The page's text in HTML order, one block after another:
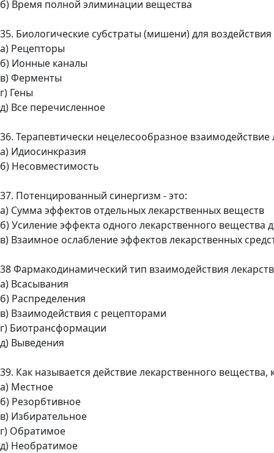
б) Время полной элиминации вещества
35. Биологические субстраты (мишени) для
а) Рецепторы
б) Ионные каналы
в) Ферменты
г) Гены
д) Все перечисленное
36. Терапевтически нецелесообразное
а) Идиосинкразия
б) Несовместимость
37. Потенцированный синергизм - это:
а) Сумма эффектов отдельных лекарственных веществ
б) Усиление эффекта одного лекарственного вещества
в) Взаимное ослабление эффектов лекарственных
38 Фармакодинамический тип взаимодействия
а) Всасывания
б) Распределения
в) Взаимодействия с рецепторами
г) Биотрансформации
д) Выведения
39. Как называется действие лекарственного
а) Местное
б) Резорбтивное
в) Избирательное
г) Обратимое
д) Необратимое